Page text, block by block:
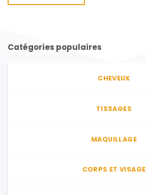
plusieurs
variations.
Catégories populaires
CHEVEUX
TISSAGES
MAQUILLAGE
CORPS ET VISAGE